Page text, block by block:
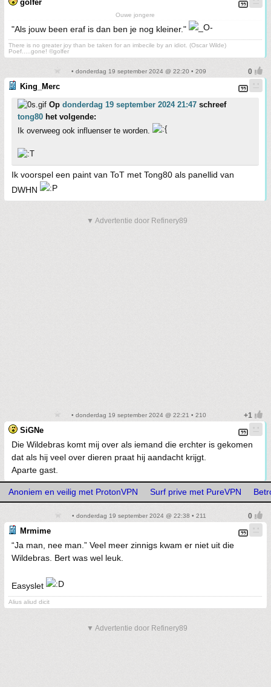
golfer
Ouwe jongere
"Als jouw been eraf is dan ben je nog kleiner."
There is no greater joy than be taken for an imbecile by an idiot. (Oscar Wilde)
Poef.....gone! ©golfer
• donderdag 19 september 2024 @ 22:20 • 209
King_Merc
Op donderdag 19 september 2024 21:47 schreef
tong80 het volgende:
Ik overweeg ook influenser te worden.
Ik voorspel een paint van ToT met Tong80 als panellid van
DWHN
▼ Advertentie door Refinery89
• donderdag 19 september 2024 @ 22:21 • 210
SiGNe
Die Wildebras komt mij over als iemand die erchter is gekomen
dat als hij veel over dieren praat hij aandacht krijgt.
Aparte gast.
Anoniem en veilig met ProtonVPN Surf prive met PureVPN
• donderdag 19 september 2024 @ 22:38 • 211
Mrmime
“Ja man, nee man.” Veel meer zinnigs kwam er niet uit die
Wildebras. Bert was wel leuk.
Easyslet
Alius aliud dicit
▼ Advertentie door Refinery89